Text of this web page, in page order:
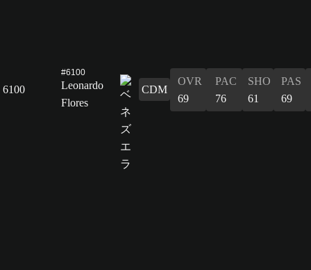
6100
#6100
Leonardo
Flores
CDM
OVR
69
PAC
76
SHO
61
PAS
69